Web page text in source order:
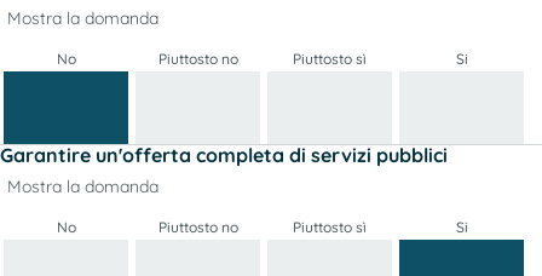
Mostra la domanda
No Piuttosto no Piuttosto sì Si
Garantire un'offerta completa di servizi pubblici
Mostra la domanda
No Piuttosto no Piuttosto sì Si